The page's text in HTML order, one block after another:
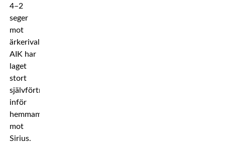
4–2
seger
mot
ärkerivalen
AIK har
laget
stort
självförtroende
inför
hemmamatchen
mot
Sirius.